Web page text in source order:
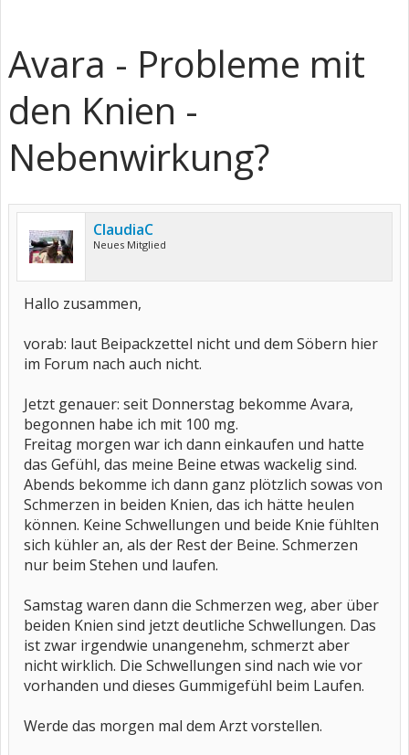
Avara - Probleme mit
den Knien -
Nebenwirkung?
ClaudiaC
Neues Mitglied
Hallo zusammen,
vorab: laut Beipackzettel nicht und dem Söbern hier
im Forum nach auch nicht.
Jetzt genauer: seit Donnerstag bekomme Avara,
begonnen habe ich mit 100 mg.
Freitag morgen war ich dann einkaufen und hatte
das Gefühl, das meine Beine etwas wackelig sind.
Abends bekomme ich dann ganz plötzlich sowas von
Schmerzen in beiden Knien, das ich hätte heulen
können. Keine Schwellungen und beide Knie fühlten
sich kühler an, als der Rest der Beine. Schmerzen
nur beim Stehen und laufen.
Samstag waren dann die Schmerzen weg, aber über
beiden Knien sind jetzt deutliche Schwellungen. Das
ist zwar irgendwie unangenehm, schmerzt aber
nicht wirklich. Die Schwellungen sind nach wie vor
vorhanden und dieses Gummigefühl beim Laufen.
Werde das morgen mal dem Arzt vorstellen.